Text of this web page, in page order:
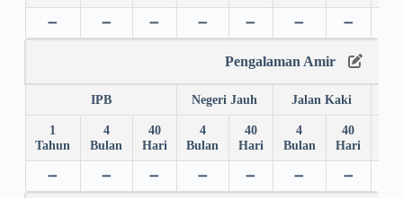
➖ ➖ ➖ ➖ ➖ ➖ ➖
Pengalaman Amir
IPB Negeri Jauh Jalan Kaki
1
Tahun
4
Bulan
40
Hari
4
Bulan
40
Hari
4
Bulan
40
Hari
➖ ➖ ➖ ➖ ➖ ➖ ➖